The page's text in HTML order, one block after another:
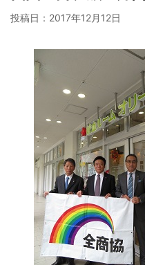
投稿日： 2017年12月12日